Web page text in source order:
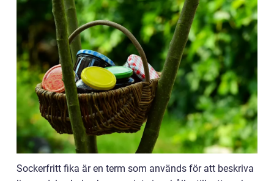
Sockerfritt fika är en term som används för att beskriva